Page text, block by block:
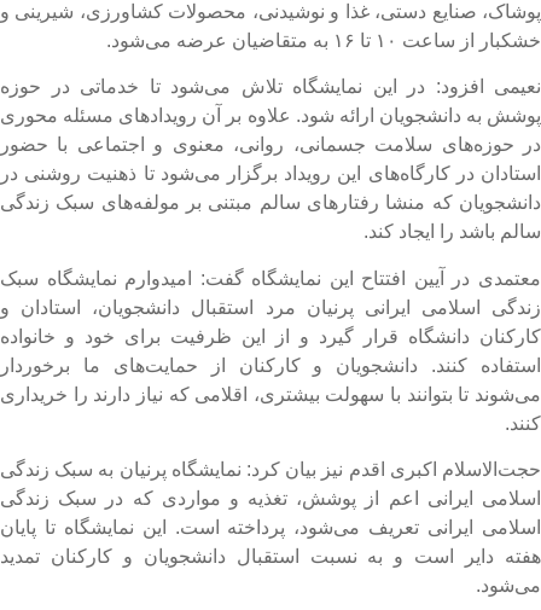
صنایع دستی، غذا و نوشیدنی، محصولات کشاورزی، شیرینی و
از ساعت ۱۰ تا ۱۶ به متقاضیان عرضه می‌شود.
افزود: در این نمایشگاه تلاش می‌شود تا خدماتی در حوزه
به دانشجویان ارائه شود. علاوه بر آن رویدادهای مسئله محوری
حوزه‌های سلامت جسمانی، روانی، معنوی و اجتماعی با حضور
در کارگاه‌های این رویداد برگزار می‌شود تا ذهنیت روشنی در
که منشا رفتارهای سالم مبتنی بر مولفه‌های سبک زندگی
باشد را ایجاد کند.
در آیین افتتاح این نمایشگاه گفت: امیدوارم نمایشگاه سبک
اسلامی ایرانی پرنیان مرد استقبال دانشجویان، استادان و
دانشگاه قرار گیرد و از این ظرفیت برای خود و خانواده
کنند. دانشجویان و کارکنان از حمایت‌های ما برخوردار
تا بتوانند با سهولت بیشتری، اقلامی که نیاز دارند را خریداری
اکبری اقدم نیز بیان کرد: نمایشگاه پرنیان به سبک زندگی
ایرانی اعم از پوشش، تغذیه و مواردی که در سبک زندگی
ایرانی تعریف می‌شود، پرداخته است. این نمایشگاه تا پایان
دایر است و به نسبت استقبال دانشجویان و کارکنان تمدید